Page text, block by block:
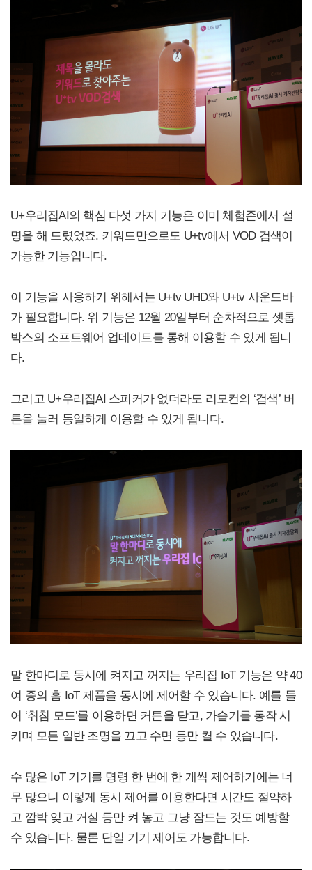
U+우리집AI의 핵심 다섯 가지 기능은 이미 체험존에서 설
명을 해 드렸었죠. 키워드만으로도 U+tv에서 VOD 검색이
가능한 기능입니다.
이 기능을 사용하기 위해서는 U+tv UHD와 U+tv 사운드바
가 필요합니다. 위 기능은 12월 20일부터 순차적으로 셋톱
박스의 소프트웨어 업데이트를 통해 이용할 수 있게 됩니
다.
그리고 U+우리집AI 스피커가 없더라도 리모컨의 ‘검색’ 버
튼을 눌러 동일하게 이용할 수 있게 됩니다.
말 한마디로 동시에 켜지고 꺼지는 우리집 IoT 기능은 약 40
여 종의 홈 IoT 제품을 동시에 제어할 수 있습니다. 예를 들
어 ‘취침 모드’를 이용하면 커튼을 닫고, 가습기를 동작 시
키며 모든 일반 조명을 끄고 수면 등만 켤 수 있습니다.
수 많은 IoT 기기를 명령 한 번에 한 개씩 제어하기에는 너
무 많으니 이렇게 동시 제어를 이용한다면 시간도 절약하
고 깜박 잊고 거실 등만 켜 놓고 그냥 잠드는 것도 예방할
수 있습니다. 물론 단일 기기 제어도 가능합니다.